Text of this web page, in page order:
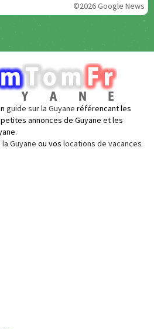
©2026 Google News
guide sur la Guyane référencant les
annonces de Guyane et les
Guyane ou vos locations de vacances